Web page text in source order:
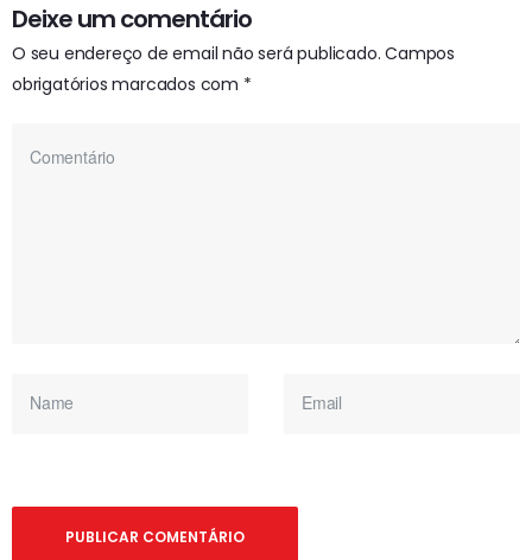
Deixe um comentário
O seu endereço de email não será publicado. Campos
obrigatórios marcados com *